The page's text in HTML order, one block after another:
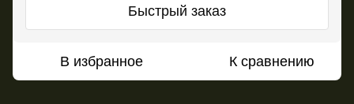
Быстрый заказ
В избранное К сравнению